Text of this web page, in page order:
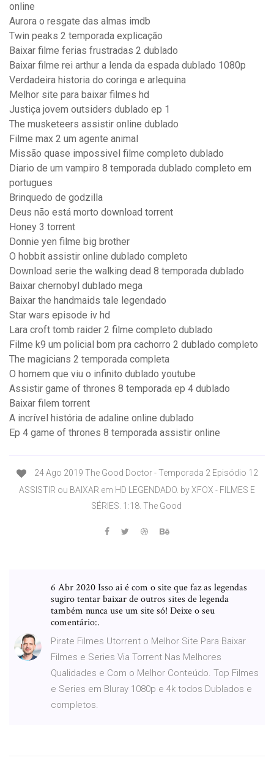
online
Aurora o resgate das almas imdb
Twin peaks 2 temporada explicação
Baixar filme ferias frustradas 2 dublado
Baixar filme rei arthur a lenda da espada dublado 1080p
Verdadeira historia do coringa e arlequina
Melhor site para baixar filmes hd
Justiça jovem outsiders dublado ep 1
The musketeers assistir online dublado
Filme max 2 um agente animal
Missão quase impossivel filme completo dublado
Diario de um vampiro 8 temporada dublado completo em
portugues
Brinquedo de godzilla
Deus não está morto download torrent
Honey 3 torrent
Donnie yen filme big brother
O hobbit assistir online dublado completo
Download serie the walking dead 8 temporada dublado
Baixar chernobyl dublado mega
Baixar the handmaids tale legendado
Star wars episode iv hd
Lara croft tomb raider 2 filme completo dublado
Filme k9 um policial bom pra cachorro 2 dublado completo
The magicians 2 temporada completa
O homem que viu o infinito dublado youtube
Assistir game of thrones 8 temporada ep 4 dublado
Baixar filem torrent
A incrível história de adaline online dublado
Ep 4 game of thrones 8 temporada assistir online
24 Ago 2019 The Good Doctor - Temporada 2 Episódio 12
ASSISTIR ou BAIXAR em HD LEGENDADO. by XFOX - FILMES E
SÉRIES. 1:18. The Good
6 Abr 2020 Isso ai é com o site que faz as legendas
sugiro tentar baixar de outros sites de legenda
também nunca use um site só! Deixe o seu
comentário:.
Pirate Filmes Utorrent o Melhor Site Para Baixar
Filmes e Series Via Torrent Nas Melhores
Qualidades e Com o Melhor Conteúdo. Top Filmes
e Series em Bluray 1080p e 4k todos Dublados e
completos.